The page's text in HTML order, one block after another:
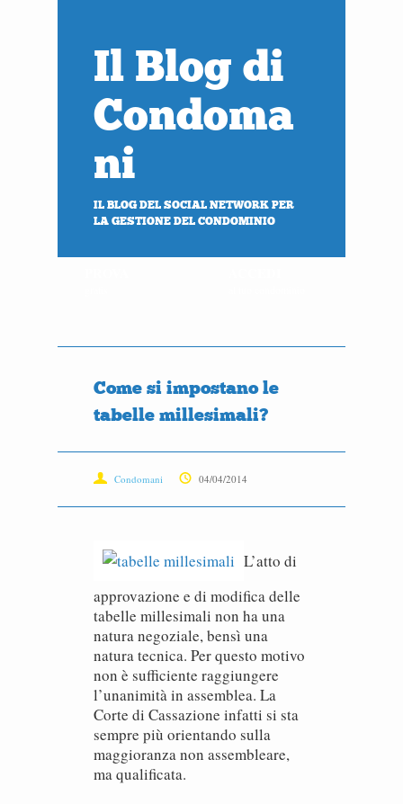
Il Blog di
Condoma
ni
IL BLOG DEL SOCIAL NETWORK PER
LA GESTIONE DEL CONDOMINIO
Come si impostano le
tabelle millesimali?
Condomani 04/04/2014
L’atto di
approvazione e di modifica delle
tabelle millesimali non ha una
natura negoziale, bensì una
natura tecnica. Per questo motivo
non è sufficiente raggiungere
l’unanimità in assemblea. La
Corte di Cassazione infatti si sta
sempre più orientando sulla
maggioranza non assembleare,
ma qualificata.